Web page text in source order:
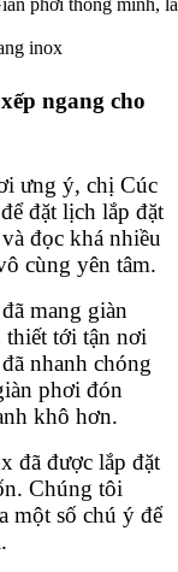
inox
ngang cho
ưng ý, chị Cúc
để đặt lịch lắp đặt
đọc khá nhiều
cùng yên tâm.
mang giàn
thiết tới tận nơi
nhanh chóng
phơi đón
khô hơn.
đã được lắp đặt
Chúng tôi
một số chú ý để